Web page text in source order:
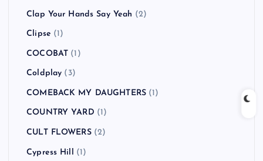
Clap Your Hands Say Yeah (2)
Clipse (1)
COCOBAT (1)
Coldplay (3)
COMEBACK MY DAUGHTERS (1)
COUNTRY YARD (1)
CULT FLOWERS(2)
Cypress Hill (1)